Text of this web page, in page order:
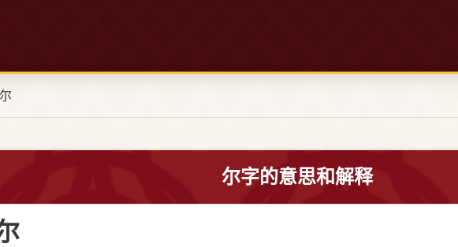
尔字的意思和解释